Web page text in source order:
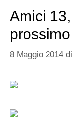
Amici
8 Maggio 2014 di